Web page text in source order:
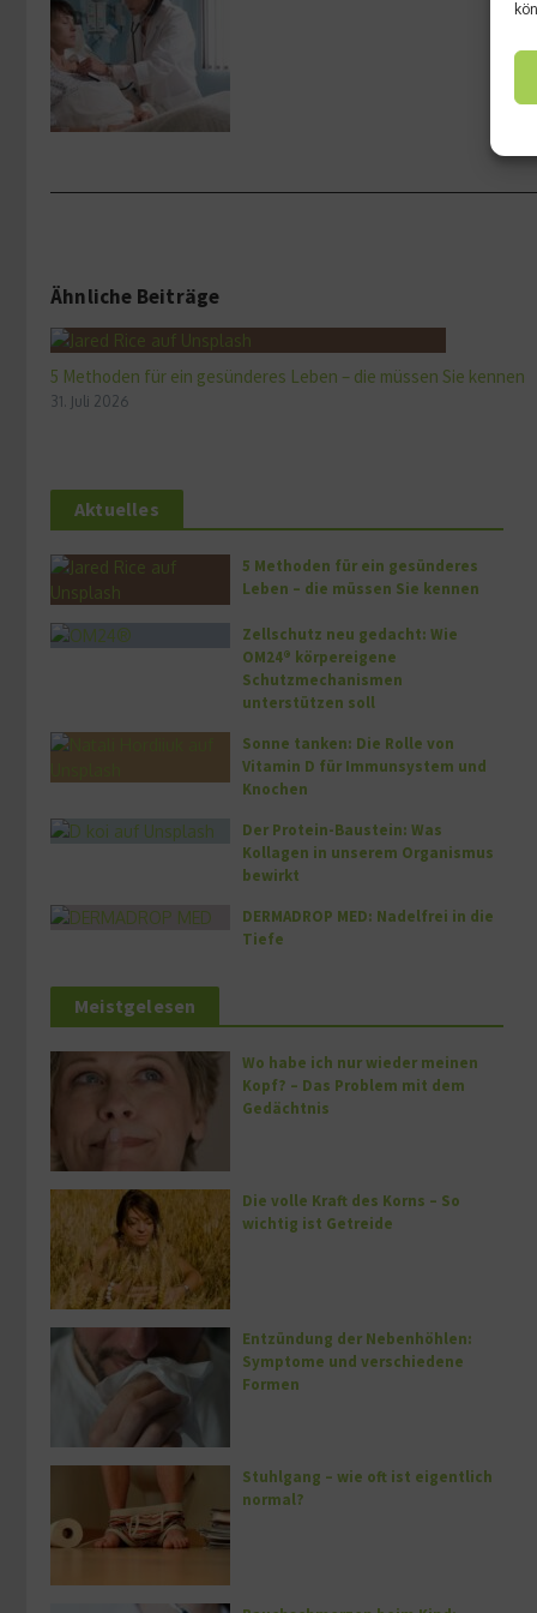
Ähnliche Beiträge
5 Methoden für ein gesünderes Leben – die müssen Sie kennen
31. Juli 2026
Aktuelles
5 Methoden für ein gesünderes
Leben – die müssen Sie kennen
Zellschutz neu gedacht: Wie
OM24® körpereigene
Schutzmechanismen
unterstützen soll
Sonne tanken: Die Rolle von
Vitamin D für Immunsystem und
Knochen
Der Protein-Baustein: Was
Kollagen in unserem Organismus
bewirkt
DERMADROP MED: Nadelfrei in die
Tiefe
Meistgelesen
Wo habe ich nur wieder meinen
Kopf? – Das Problem mit dem
Gedächtnis
Die volle Kraft des Korns – So
wichtig ist Getreide
Entzündung der Nebenhöhlen:
Symptome und verschiedene
Formen
Stuhlgang – wie oft ist eigentlich
normal?